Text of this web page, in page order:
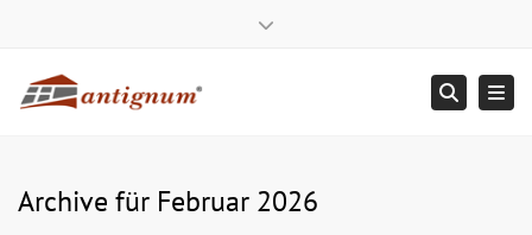
+ 49 (0) 800/22 33 115
Suche
Archive für Februar 2026